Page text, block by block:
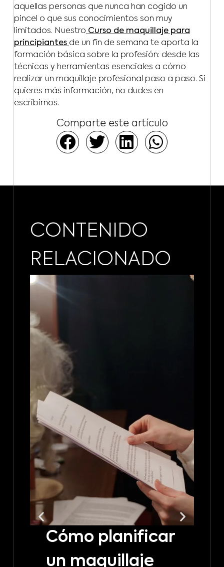
aquellas personas que nunca han cogido un
pincel o que sus conocimientos son muy
limitados. Nuestro Curso de maquillaje para
principiantes de un fin de semana te aporta la
formación básica sobre la profesión: desde las
técnicas y herramientas esenciales a cómo
realizar un maquillaje profesional paso a paso. Si
quieres más información, no dudes en
escribirnos.
Comparte este artículo
CONTENIDO
RELACIONADO
Cómo planificar
un maquillaje